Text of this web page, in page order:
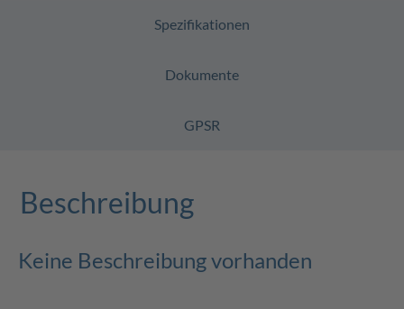
Spezifikationen
Dokumente
GPSR
Beschreibung
Keine Beschreibung vorhanden